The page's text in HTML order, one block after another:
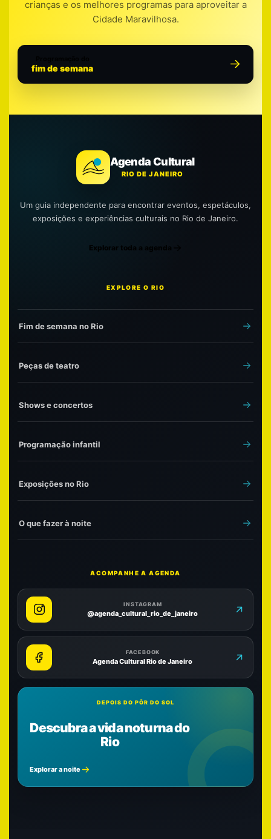
crianças e os melhores programas para aproveitar a
Cidade Maravilhosa.
fim de semana
Agenda Cultural
RIO DE JANEIRO
Um guia independente para encontrar eventos, espetáculos,
exposições e experiências culturais no Rio de Janeiro.
Explorar toda a agenda
EXPLORE O RIO
Fim de semana no Rio
Peças de teatro
Shows e concertos
Programação infantil
Exposições no Rio
O que fazer à noite
ACOMPANHE A AGENDA
INSTAGRAM
@agenda_cultural_rio_de_janeiro
FACEBOOK
Agenda Cultural Rio de Janeiro
DEPOIS DO PÔR DO SOL
Descubra a vida noturna do
Rio
Explorar a noite